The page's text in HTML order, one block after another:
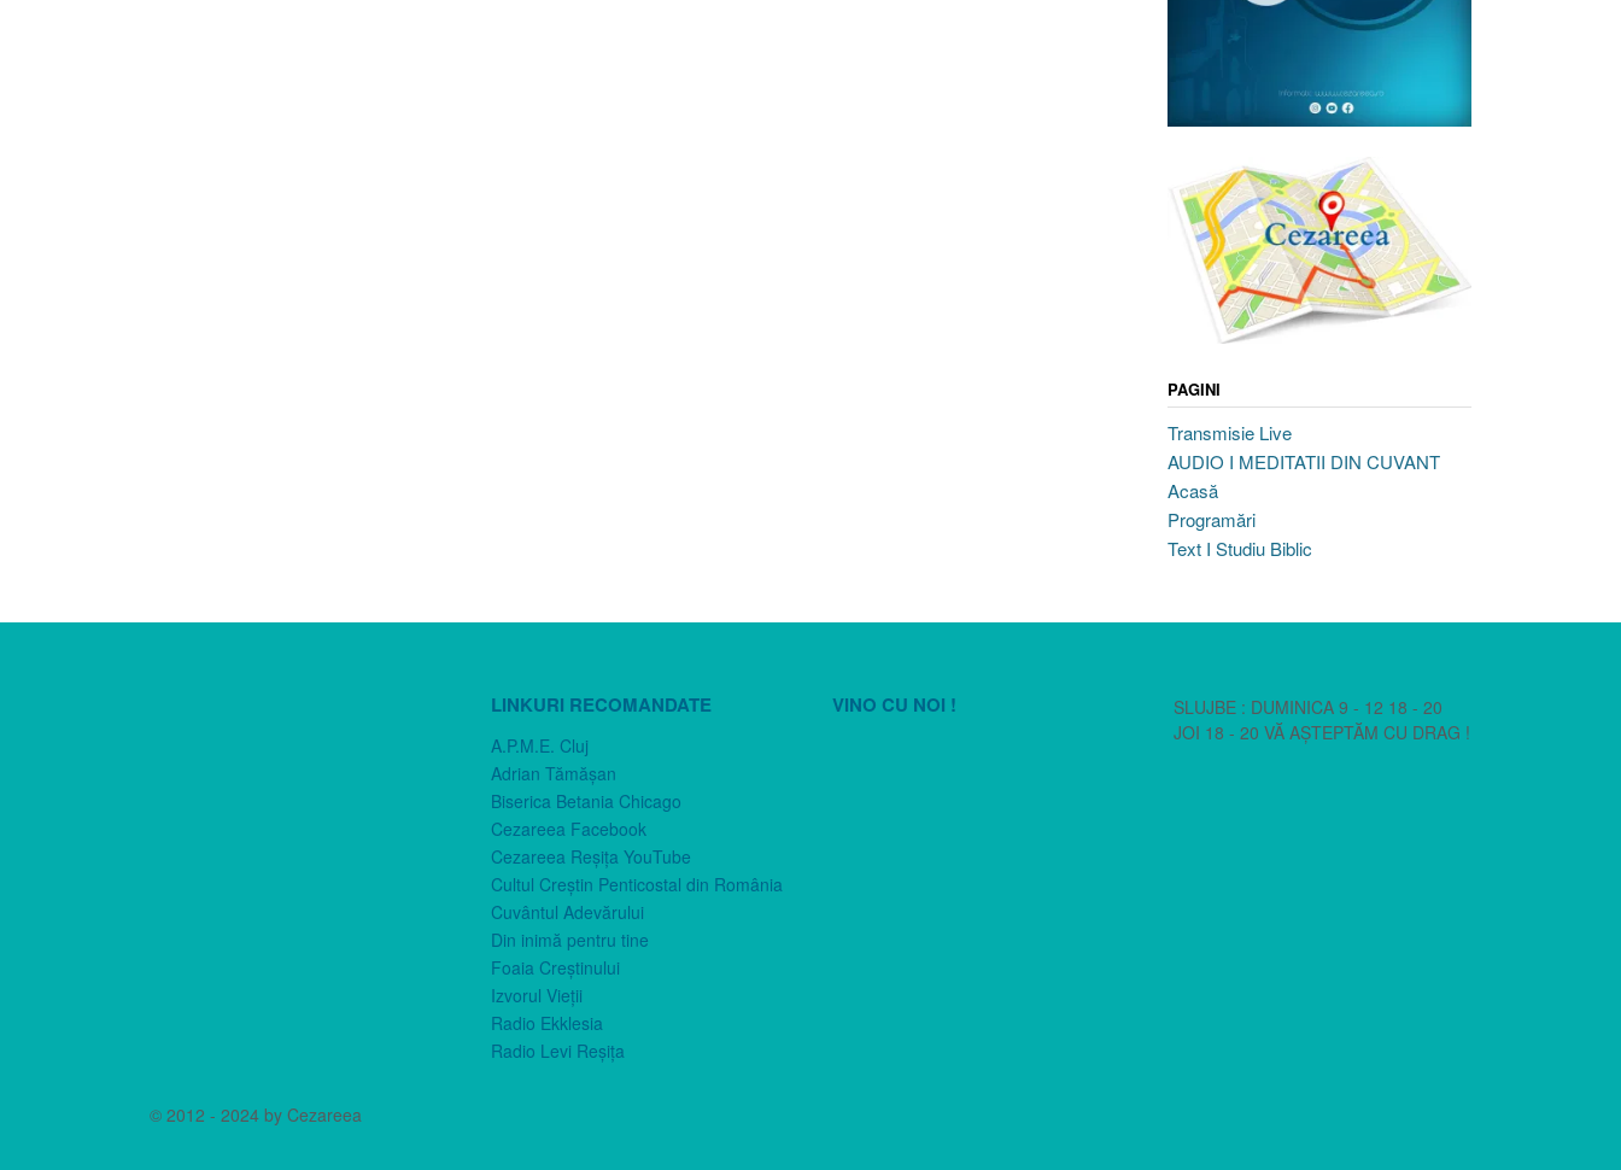
PAGINI
Transmisie Live
AUDIO I MEDITATII DIN CUVANT
Acasă
Programări
Text I Studiu Biblic
LINKURI RECOMANDATE
A.P.M.E. Cluj
Adrian Tămăşan
Biserica Betania Chicago
Cezareea Facebook
Cezareea Reşiţa YouTube
Cultul Creştin Penticostal din România
Cuvântul Adevărului
Din inimă pentru tine
Foaia Creştinului
Izvorul Vieţii
Radio Ekklesia
Radio Levi Reşiţa
VINO CU NOI !
SLUJBE : DUMINICA 9 - 12 18 - 20
JOI 18 - 20 VĂ AȘTEPTĂM CU DRAG !
© 2012 - 2024 by Cezareea